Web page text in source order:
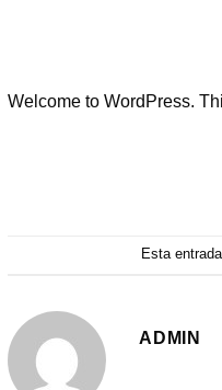
Welcome to WordPress.
Esta
ADMIN